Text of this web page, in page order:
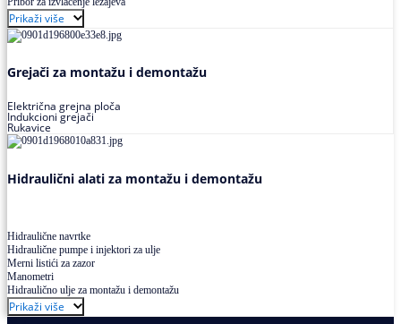
Prikaži više
Grejači za montažu i demontažu
Električna grejna ploča
Indukcioni grejači
Rukavice
Hidraulični alati za montažu i demontažu
Hidraulične navrtke
Hidraulične pumpe i injektori za ulje
Merni listići za zazor
Manometri
Hidraulično ulje za montažu i demontažu
Prikaži više